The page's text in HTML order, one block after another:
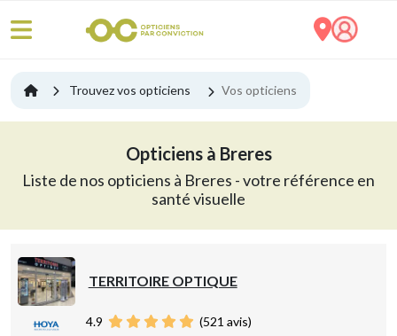
Trouvez vos opticiens Vos opticiens
Opticiens à Breres
Liste de nos opticiens à Breres - votre référence en
santé visuelle
TERRITOIRE OPTIQUE
4.9 (521 avis)